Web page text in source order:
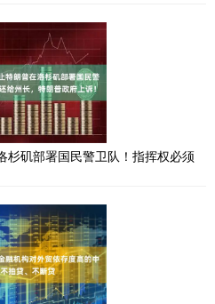
杉矶部署国民警卫队！指挥权必须